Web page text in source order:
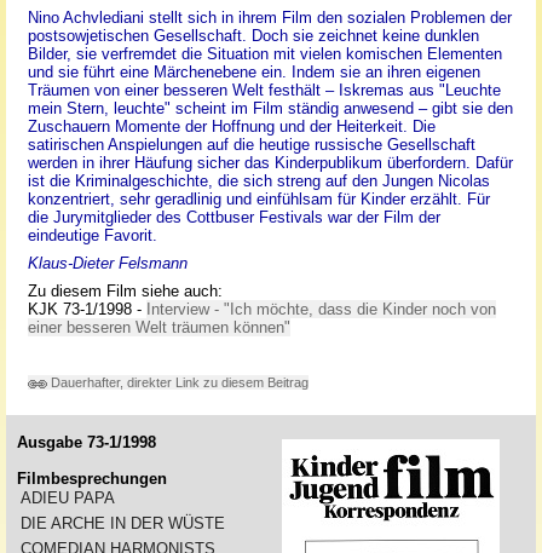
Nino Achvlediani stellt sich in ihrem Film den sozialen Problemen der
postsowjetischen Gesellschaft. Doch sie zeichnet keine dunklen
Bilder, sie verfremdet die Situation mit vielen komischen Elementen
und sie führt eine Märchenebene ein. Indem sie an ihren eigenen
Träumen von einer besseren Welt festhält – Iskremas aus "Leuchte
mein Stern, leuchte" scheint im Film ständig anwesend – gibt sie den
Zuschauern Momente der Hoffnung und der Heiterkeit. Die
satirischen Anspielungen auf die heutige russische Gesellschaft
werden in ihrer Häufung sicher das Kinderpublikum überfordern. Dafür
ist die Kriminalgeschichte, die sich streng auf den Jungen Nicolas
konzentriert, sehr geradlinig und einfühlsam für Kinder erzählt. Für
die Jurymitglieder des Cottbuser Festivals war der Film der
eindeutige Favorit.
Klaus-Dieter Felsmann
Zu diesem Film siehe auch:
KJK 73-1/1998 - Interview - "Ich möchte, dass die Kinder noch von
einer besseren Welt träumen können"
Dauerhafter, direkter Link zu diesem Beitrag
Ausgabe 73-1/1998
Filmbesprechungen
ADIEU PAPA
DIE ARCHE IN DER WÜSTE
COMEDIAN HARMONISTS